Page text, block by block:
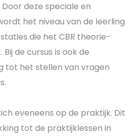
deze speciale en
het niveau van de leerling
die het CBR theorie-
de cursus is ook de
tot het stellen van vragen
eveneens op de praktijk. Dit
tot de praktijklessen in